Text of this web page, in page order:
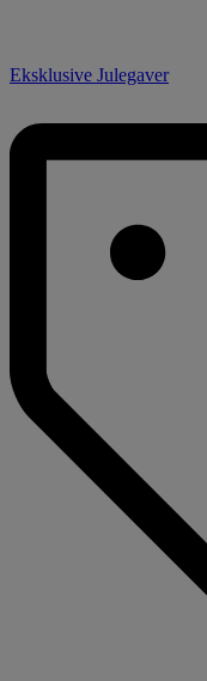
Eksklusive Julegaver